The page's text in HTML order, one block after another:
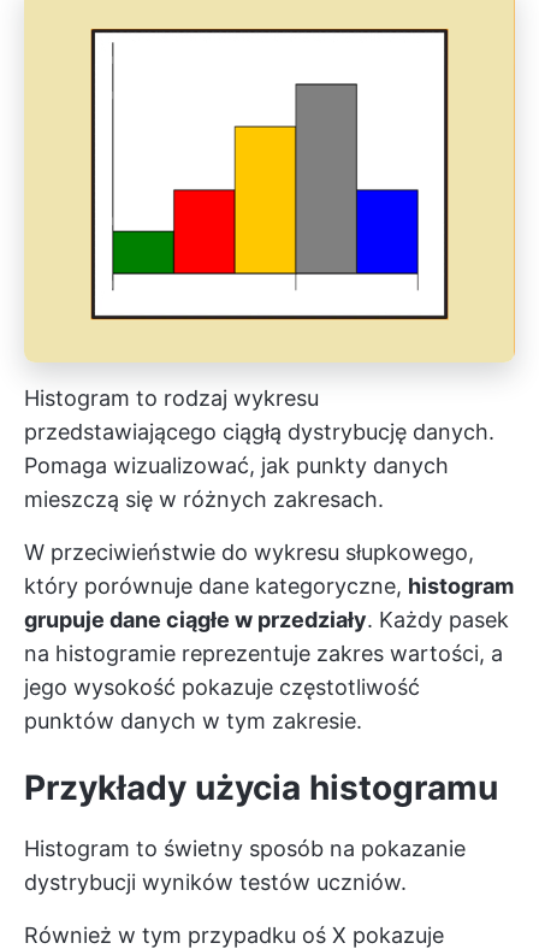
Histogram to rodzaj wykresu
przedstawiającego ciągłą dystrybucję danych.
Pomaga wizualizować, jak punkty danych
mieszczą się w różnych zakresach.
W przeciwieństwie do wykresu słupkowego,
który porównuje dane kategoryczne, histogram
grupuje dane ciągłe w przedziały. Każdy pasek
na histogramie reprezentuje zakres wartości, a
jego wysokość pokazuje częstotliwość
punktów danych w tym zakresie.
Przykłady użycia histogramu
Histogram to świetny sposób na pokazanie
dystrybucji wyników testów uczniów.
Również w tym przypadku oś X pokazuje